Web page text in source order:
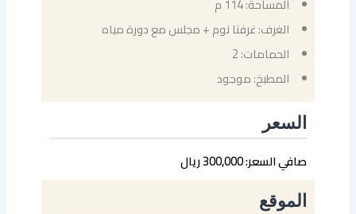
الغرف: غرفتا نوم + مجلس مع دورة مياه
الحمامات: 2
المطبخ: موجود
السعر
صافي السعر: 300,000 ريال
الموقع